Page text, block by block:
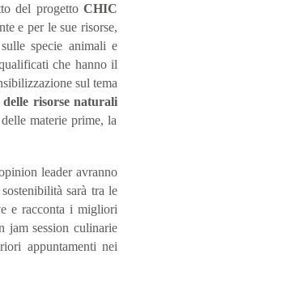
del progettoCHIC
e per le sue risorse,
specie animali e
che hanno il
sul tema
delle risorse naturali
materie prime, la
leader avranno
sarà tra le
e racconta i migliori
jam session culinarie
appuntamenti nei